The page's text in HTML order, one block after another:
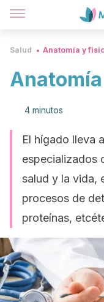
Salud Anatomía y
4 minutos
El hígado lleva
especializados
salud y la vida,
procesos de
proteínas,